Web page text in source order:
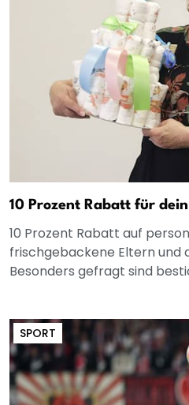
10 Prozent Rabatt für
10 Prozent Rabatt auf
frischgebackene Eltern und
Besonders gefragt sind
SPORT